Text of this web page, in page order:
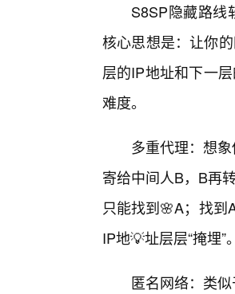
S8SP隐藏路线
核心思想是：让你
层的IP地址和下一
难度。
多重代理：想
寄给中间人B，B再
只能找到🌸A；找
IP地💡址层层“掩埋”。
匿名网络：类